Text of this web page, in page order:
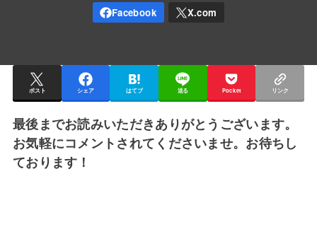
ポスト シェア はてブ 送る Pocket リンク
最後までお読みいただきありがとうございます。
お気軽にコメントされてくださいませ。お待ちし
ております！